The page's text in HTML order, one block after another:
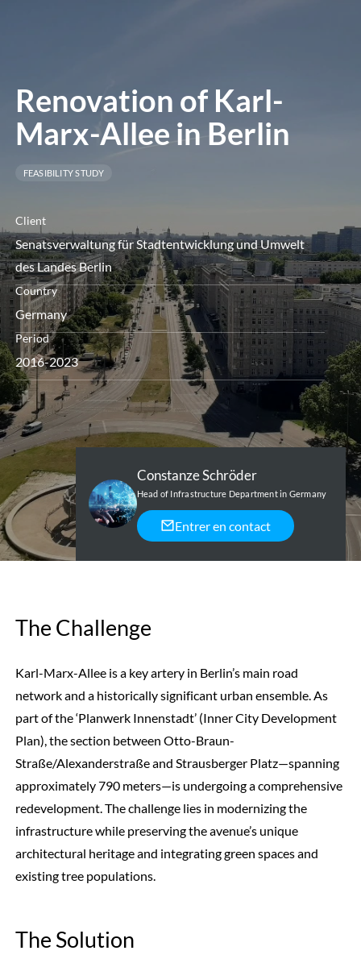
Renovation of Karl-
Marx-Allee in Berlin
FEASIBILITY STUDY
Client
Senatsverwaltung für Stadtentwicklung und Umwelt
des Landes Berlin
Country
Germany
Period
2016-2023
Constanze Schröder
Head of Infrastructure Department in Germany
Entrer en contact
The Challenge
Karl-Marx-Allee is a key artery in Berlin’s main road
network and a historically significant urban ensemble. As
part of the ‘Planwerk Innenstadt’ (Inner City Development
Plan), the section between Otto-Braun-
Straße/Alexanderstraße and Strausberger Platz—spanning
approximately 790 meters—is undergoing a comprehensive
redevelopment. The challenge lies in modernizing the
infrastructure while preserving the avenue’s unique
architectural heritage and integrating green spaces and
existing tree populations.
The Solution